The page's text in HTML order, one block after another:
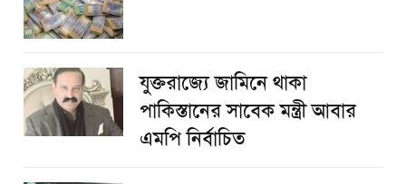
যুক্তরাজ্যে জামিনে থাকা
পাকিস্তানের সাবেক মন্ত্রী আবার
এমপি নির্বাচিত